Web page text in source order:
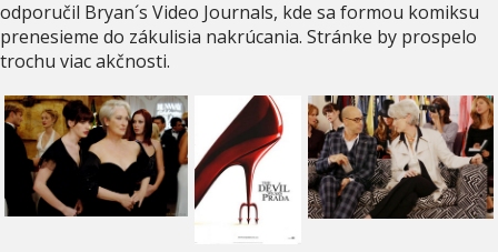
odporučil Bryan´s Video Journals, kde sa formou komiksu
prenesieme do zákulisia nakrúcania. Stránke by prospelo
trochu viac akčnosti.